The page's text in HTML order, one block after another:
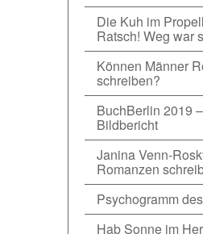
Die Kuh im
Ratsch! Weg war
Können Männer
schreiben?
BuchBerlin 2019
Bildbericht
Janina Venn-
Romanzen
Psychogramm
Hab Sonne im